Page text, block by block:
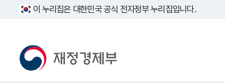
이 누리집은 대한민국 공식 전자정부 누리집입니다.
재정경제부(www.mofe.go.kr)